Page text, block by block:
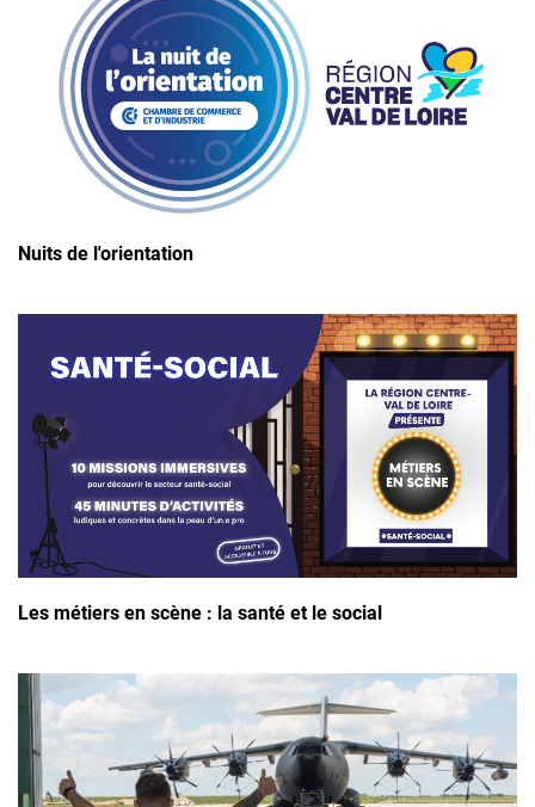
Nuits de l'orientation
Les métiers en scène : la santé et le social